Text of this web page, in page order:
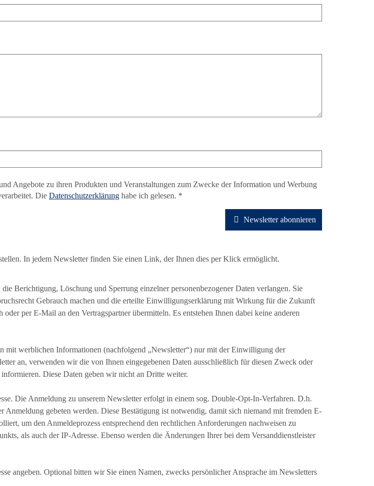
Angebote zu ihren Produkten und Veranstaltungen zum Zwecke der Information und Werbung
Die Datenschutzerklärung habe ich gelesen. *
Newsletter abonnieren
In jedem Newsletter finden Sie einen Link, der Ihnen dies per Klick ermöglicht.
Berichtigung, Löschung und Sperrung einzelner personenbezogener Daten verlangen. Sie
Gebrauch machen und die erteilte Einwilligungserklärung mit Wirkung für die Zukunft
per E-Mail an den Vertragspartner übermitteln. Es entstehen Ihnen dabei keine anderen
mit werblichen Informationen (nachfolgend „Newsletter“) nur mit der Einwilligung der
an, verwenden wir die von Ihnen eingegebenen Daten ausschließlich für diesen Zweck oder
Diese Daten geben wir nicht an Dritte weiter.
Die Anmeldung zu unserem Newsletter erfolgt in einem sog. Double-Opt-In-Verfahren. D.h.
gebeten werden. Diese Bestätigung ist notwendig, damit sich niemand mit fremden E-
um den Anmeldeprozess entsprechend den rechtlichen Anforderungen nachweisen zu
als auch der IP-Adresse. Ebenso werden die Änderungen Ihrer bei dem Versanddienstleister
angeben. Optional bitten wir Sie einen Namen, zwecks persönlicher Ansprache im Newsletters